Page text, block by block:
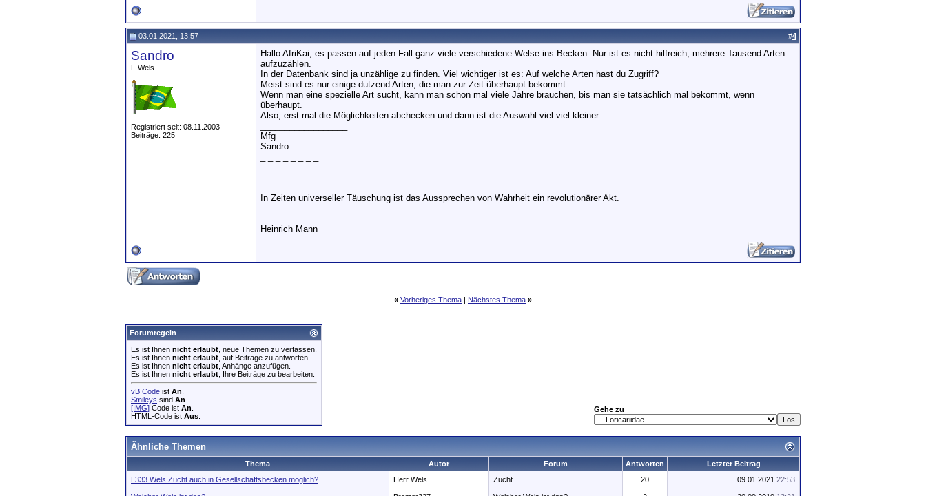
03.01.2021, 13:57 #4
Sandro
L-Wels
Registriert seit: 08.11.2003
Beiträge: 225
Hallo AfriKai, es passen auf jeden Fall ganz viele verschiedene Welse ins Becken. Nur ist es nicht hilfreich, mehrere Tausend Arten
aufzuzählen.
In der Datenbank sind ja unzählige zu finden. Viel wichtiger ist es: Auf welche Arten hast du Zugriff?
Meist sind es nur einige dutzend Arten, die man zur Zeit überhaupt bekommt.
Wenn man eine spezielle Art sucht, kann man schon mal viele Jahre brauchen, bis man sie tatsächlich mal bekommt, wenn
überhaupt.
Also, erst mal die Möglichkeiten abchecken und dann ist die Auswahl viel viel kleiner.
Mfg
Sandro
In Zeiten universeller Täuschung ist das Aussprechen von Wahrheit ein revolutionärer Akt.
Heinrich Mann
« Vorheriges Thema | Nächstes Thema »
Forumregeln
Es ist Ihnen nicht erlaubt , neue Themen zu verfassen.
Es ist Ihnen nicht erlaubt , auf Beiträge zu antworten.
Es ist Ihnen nicht erlaubt , Anhänge anzufügen.
Es ist Ihnen nicht erlaubt , Ihre Beiträge zu bearbeiten.
vB Code ist An
Smileys sind An
[IMG] Code ist An
HTML-Code ist Aus
Gehe zu
Ähnliche Themen
Thema Autor Forum Antworten
Letzter Beitrag
L333 Wels Zucht auch in Gesellschaftsbecken möglich?
Herr Wels Zucht 20 09.01.2021 22:53